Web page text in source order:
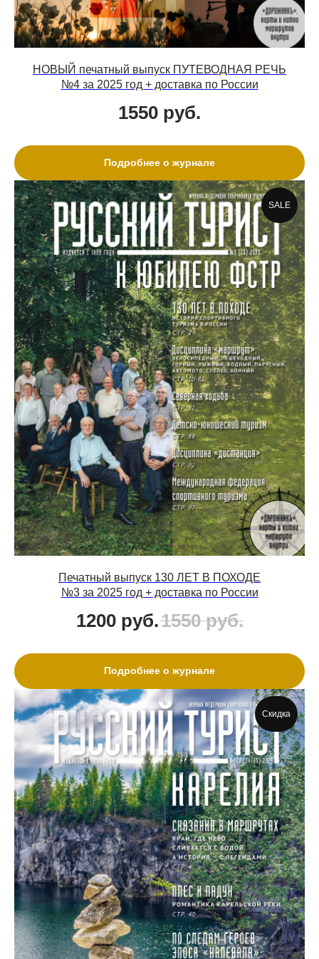
НОВЫЙ печатный выпуск ПУТЕВОДНАЯ РЕЧЬ
№4 за 2025 год + доставка по России
1550 руб.
Подробнее о журнале
SALE
Печатный выпуск 130 ЛЕТ В ПОХОДЕ
№3 за 2025 год + доставка по России
1200 руб.1550 руб.
Подробнее о журнале
Скидка